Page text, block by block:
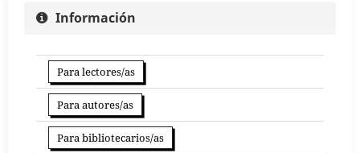
Información
Para lectores/as
Para autores/as
Para bibliotecarios/as